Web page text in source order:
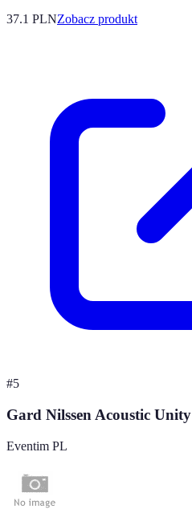
37.1 PLNZobacz produkt
#5
Gard Nilssen Acoustic Unity
Eventim PL